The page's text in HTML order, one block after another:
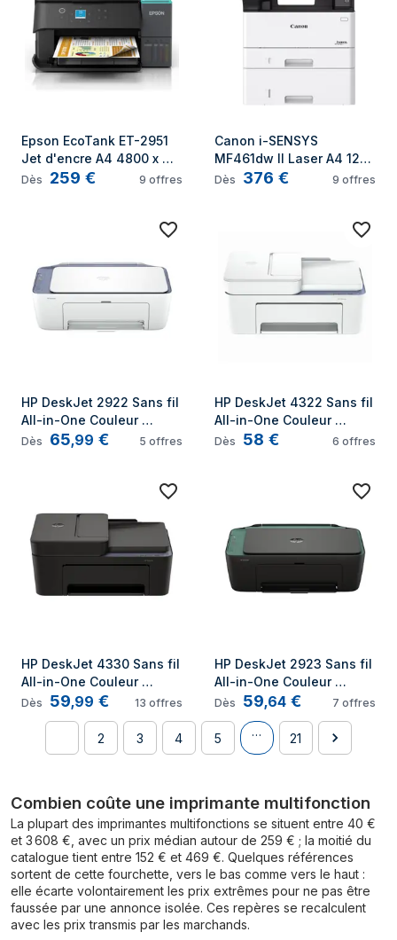
Epson EcoTank ET-2951
Jet d'encre A4 4800 x
1200 DPI 33 ppm Wifi
Dès 259 € 9 offres
Canon i-SENSYS
MF461dw II Laser A4 1200
x 1200 DPI 36 ppm Wifi
Dès 376 € 9 offres
HP DeskJet 2922 Sans fil
All-in-One Couleur
Imprimante
Dès 65,99 € 5 offres
HP DeskJet 4322 Sans fil
All-in-One Couleur
Imprimante
Dès 58 € 6 offres
HP DeskJet 4330 Sans fil
All-in-One Couleur
Imprimante
Dès 59,99 € 13 offres
HP DeskJet 2923 Sans fil
All-in-One Couleur
Imprimante
Dès 59,64 € 7 offres
2 3 4 5 … 21
Combien coûte une imprimante multifonction
La plupart des imprimantes multifonctions se situent entre 40 €
et 3 608 €, avec un prix médian autour de 259 € ; la moitié du
catalogue tient entre 152 € et 469 €. Quelques références
sortent de cette fourchette, vers le bas comme vers le haut :
elle écarte volontairement les prix extrêmes pour ne pas être
faussée par une annonce isolée. Ces repères se recalculent
avec les prix transmis par les marchands.